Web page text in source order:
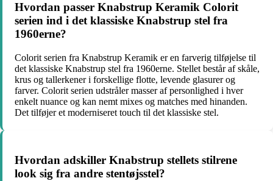
Hvordan passer Knabstrup Keramik Colorit
serien ind i det klassiske Knabstrup stel fra
1960erne?
Colorit serien fra Knabstrup Keramik er en farverig tilføjelse til
det klassiske Knabstrup stel fra 1960erne. Stellet består af skåle,
krus og tallerkener i forskellige flotte, levende glasurer og
farver. Colorit serien udstråler masser af personlighed i hver
enkelt nuance og kan nemt mixes og matches med hinanden.
Det tilføjer et moderniseret touch til det klassiske stel.
Hvordan adskiller Knabstrup stellets stilrene
look sig fra andre stentøjsstel?